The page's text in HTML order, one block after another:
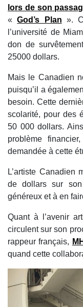
lors de son
«God’s Plan ».
l’université de
don de
25000 dollars.
Mais le Canadien
puisqu’il a
besoin. Cette
scolarité, pour des
50 000 dollars.
problème
demandée à cette
L’artiste Canadien
de dollars sur
généreux et à en
Quant à l’avenir
circulent sur son
rappeur français,
quand cette